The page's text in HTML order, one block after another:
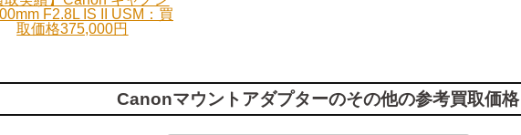
F2.8L IS II USM：買
取価格375,000円
Canonマウントアダプターのその他の参考買取価格